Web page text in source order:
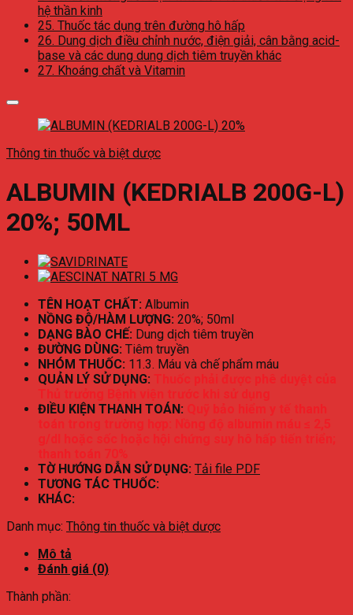
hệ thần kinh
25. Thuốc tác dụng trên đường hô hấp
26. Dung dịch điều chỉnh nước, điện giải, cân bằng acid-
base và các dung dung dịch tiêm truyền khác
27. Khoáng chất và Vitamin
Thông tin thuốc và biệt dược
ALBUMIN (KEDRIALB 200G-L)
20%; 50ML
TÊN HOẠT CHẤT: Albumin
NỒNG ĐỘ/HÀM LƯỢNG: 20%; 50ml
DẠNG BÀO CHẾ: Dung dịch tiêm truyền
ĐƯỜNG DÙNG: Tiêm truyền
NHÓM THUỐC: 11.3. Máu và chế phẩm máu
QUẢN LÝ SỬ DỤNG:
Thuốc phải được phê duyệt của
Thủ trưởng Bệnh viện trước khi sử dụng
ĐIỀU KIỆN THANH TOÁN: Quỹ bảo hiểm y tế thanh
toán trong trường hợp: Nồng độ albumin máu ≤ 2,5
g/dl hoặc sốc hoặc hội chứng suy hô hấp tiến triển;
thanh toán 70%
TỜ HƯỚNG DẪN SỬ DỤNG: Tải file PDF
TƯƠNG TÁC THUỐC:
KHÁC:
Danh mục: Thông tin thuốc và biệt dược
Mô tả
Đánh giá (0)
Thành phần: